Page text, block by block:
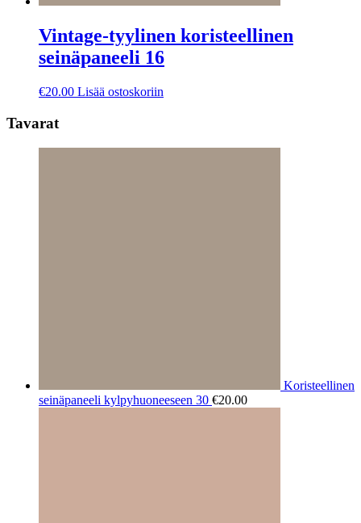
Vintage-tyylinen koristeellinen
seinäpaneeli 16
€20.00 Lisää ostoskoriin
Tavarat
Koristeellinen
seinäpaneeli kylpyhuoneeseen 30 €20.00